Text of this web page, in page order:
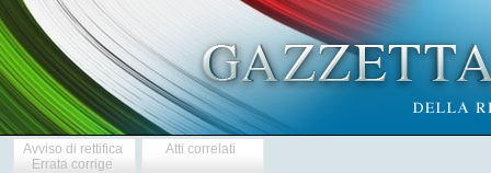
Avviso di rettifica
Errata corrige
Atti correlati